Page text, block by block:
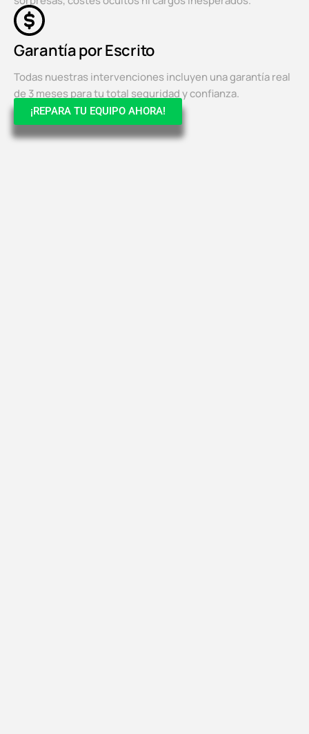
Garantía por Escrito
Todas nuestras intervenciones incluyen una garantía real
de 3 meses para tu total seguridad y confianza.
¡REPARA TU EQUIPO AHORA!